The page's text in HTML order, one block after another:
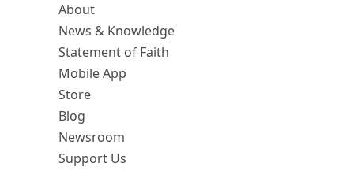
About
News & Knowledge
Statement of Faith
Mobile App
Store
Blog
Newsroom
Support Us